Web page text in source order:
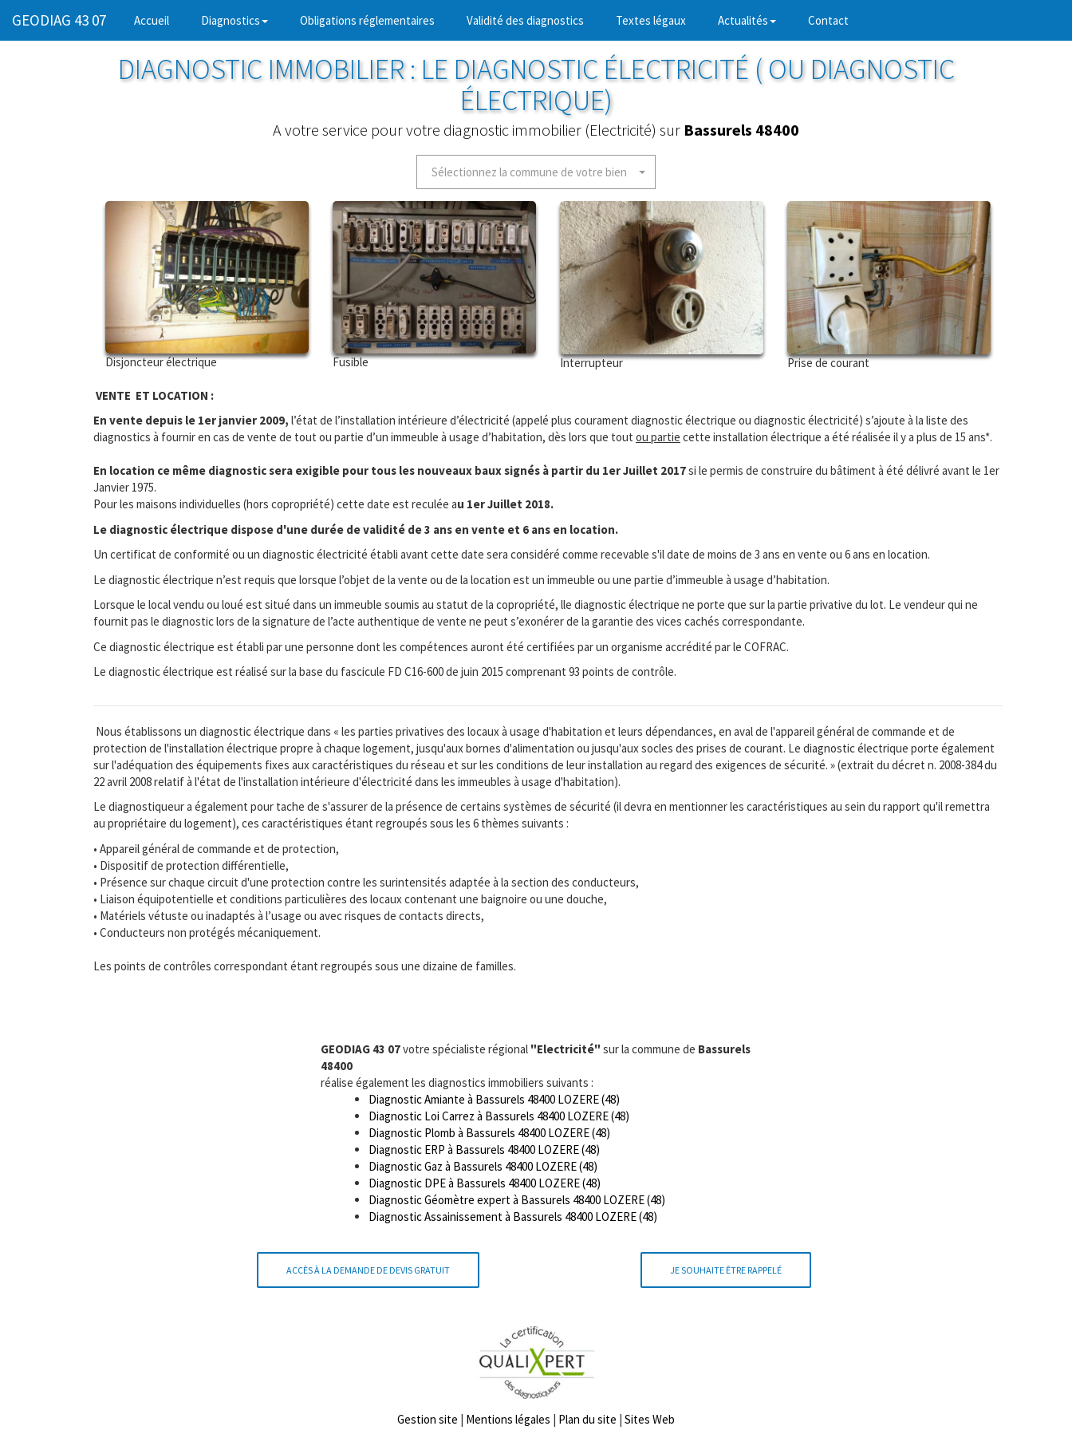
GEODIAG 43 07 Accueil (current)Diagnostics Obligations réglementaires Validité des diagnostics Textes légaux Actualités Contact
DIAGNOSTIC IMMOBILIER : LE DIAGNOSTIC ÉLECTRICITÉ ( OU DIAGNOSTIC
ÉLECTRIQUE)
A votre service pour votre diagnostic immobilier (Electricité) sur Bassurels 48400
Sélectionnez la commune de votre bien
Disjoncteur électrique Fusible Interrupteur Prise de courant
VENTE ET LOCATION :
En vente depuis le 1er janvier 2009, l’état de l’installation intérieure d’électricité (appelé plus courament diagnostic électrique ou diagnostic électricité) s’ajoute à la liste des
diagnostics à fournir en cas de vente de tout ou partie d’un immeuble à usage d’habitation, dès lors que tout ou partie cette installation électrique a été réalisée il y a plus de 15 ans*.
En location ce même diagnostic sera exigible pour tous les nouveaux baux signés à partir du 1er Juillet 2017si le permis de construire du bâtiment à été délivré avant le 1er
Janvier 1975.
Pour les maisons individuelles (hors copropriété) cette date est reculée au 1er Juillet 2018.
Le diagnostic électrique dispose d'une durée de validité de 3 ans en vente et 6 ans en location.
Un certificat de conformité ou un diagnostic électricité établi avant cette date sera considéré comme recevable s'il date de moins de 3 ans en vente ou 6 ans en location.
Le diagnostic électrique n’est requis que lorsque l’objet de la vente ou de la location est un immeuble ou une partie d’immeuble à usage d’habitation.
Lorsque le local vendu ou loué est situé dans un immeuble soumis au statut de la copropriété, lle diagnostic électrique ne porte que sur la partie privative du lot. Le vendeur qui ne
fournit pas le diagnostic lors de la signature de l’acte authentique de vente ne peut s’exonérer de la garantie des vices cachés correspondante.
Ce diagnostic électrique est établi par une personne dont les compétences auront été certifiées par un organisme accrédité par le COFRAC.
Le diagnostic électrique est réalisé sur la base du fascicule FD C16-600 de juin 2015 comprenant 93 points de contrôle.
Nous établissons un diagnostic électrique dans « les parties privatives des locaux à usage d'habitation et leurs dépendances, en aval de l'appareil général de commande et de
protection de l'installation électrique propre à chaque logement, jusqu'aux bornes d'alimentation ou jusqu'aux socles des prises de courant. Le diagnostic électrique porte également
sur l'adéquation des équipements fixes aux caractéristiques du réseau et sur les conditions de leur installation au regard des exigences de sécurité. » (extrait du décret n. 2008-384 du
22 avril 2008 relatif à l'état de l'installation intérieure d'électricité dans les immeubles à usage d'habitation).
Le diagnostiqueur a également pour tache de s'assurer de la présence de certains systèmes de sécurité (il devra en mentionner les caractéristiques au sein du rapport qu'il remettra
au propriétaire du logement), ces caractéristiques étant regroupés sous les 6 thèmes suivants :
• Appareil général de commande et de protection,
• Dispositif de protection différentielle,
• Présence sur chaque circuit d'une protection contre les surintensités adaptée à la section des conducteurs,
• Liaison équipotentielle et conditions particulières des locaux contenant une baignoire ou une douche,
• Matériels vétuste ou inadaptés à l’usage ou avec risques de contacts directs,
• Conducteurs non protégés mécaniquement.
Les points de contrôles correspondant étant regroupés sous une dizaine de familles.
GEODIAG 43 07votre spécialiste régional "Electricité" sur la commune de Bassurels
48400
réalise également les diagnostics immobiliers suivants :
Diagnostic Amiante à Bassurels 48400 LOZERE (48)
Diagnostic Loi Carrez à Bassurels 48400 LOZERE (48)
Diagnostic Plomb à Bassurels 48400 LOZERE (48)
Diagnostic ERP à Bassurels 48400 LOZERE (48)
Diagnostic Gaz à Bassurels 48400 LOZERE (48)
Diagnostic DPE à Bassurels 48400 LOZERE (48)
Diagnostic Géomètre expert à Bassurels 48400 LOZERE (48)
Diagnostic Assainissement à Bassurels 48400 LOZERE (48)
ACCÈS À LA DEMANDE DE DEVIS GRATUIT JE SOUHAITE ÊTRE RAPPELÉ
Gestion site | Mentions légales | Plan du site | Sites Web